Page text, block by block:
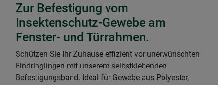
Zur Befestigung vom
Insektenschutz-Gewebe am
Fenster- und Türrahmen.
Schützen Sie Ihr Zuhause effizient vor unerwünschten
Eindringlingen mit unserem selbstklebenden
Befestigungsband. Ideal für Gewebe aus Polyester,